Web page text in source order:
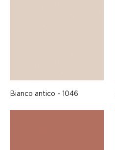
Bianco antico - 1046